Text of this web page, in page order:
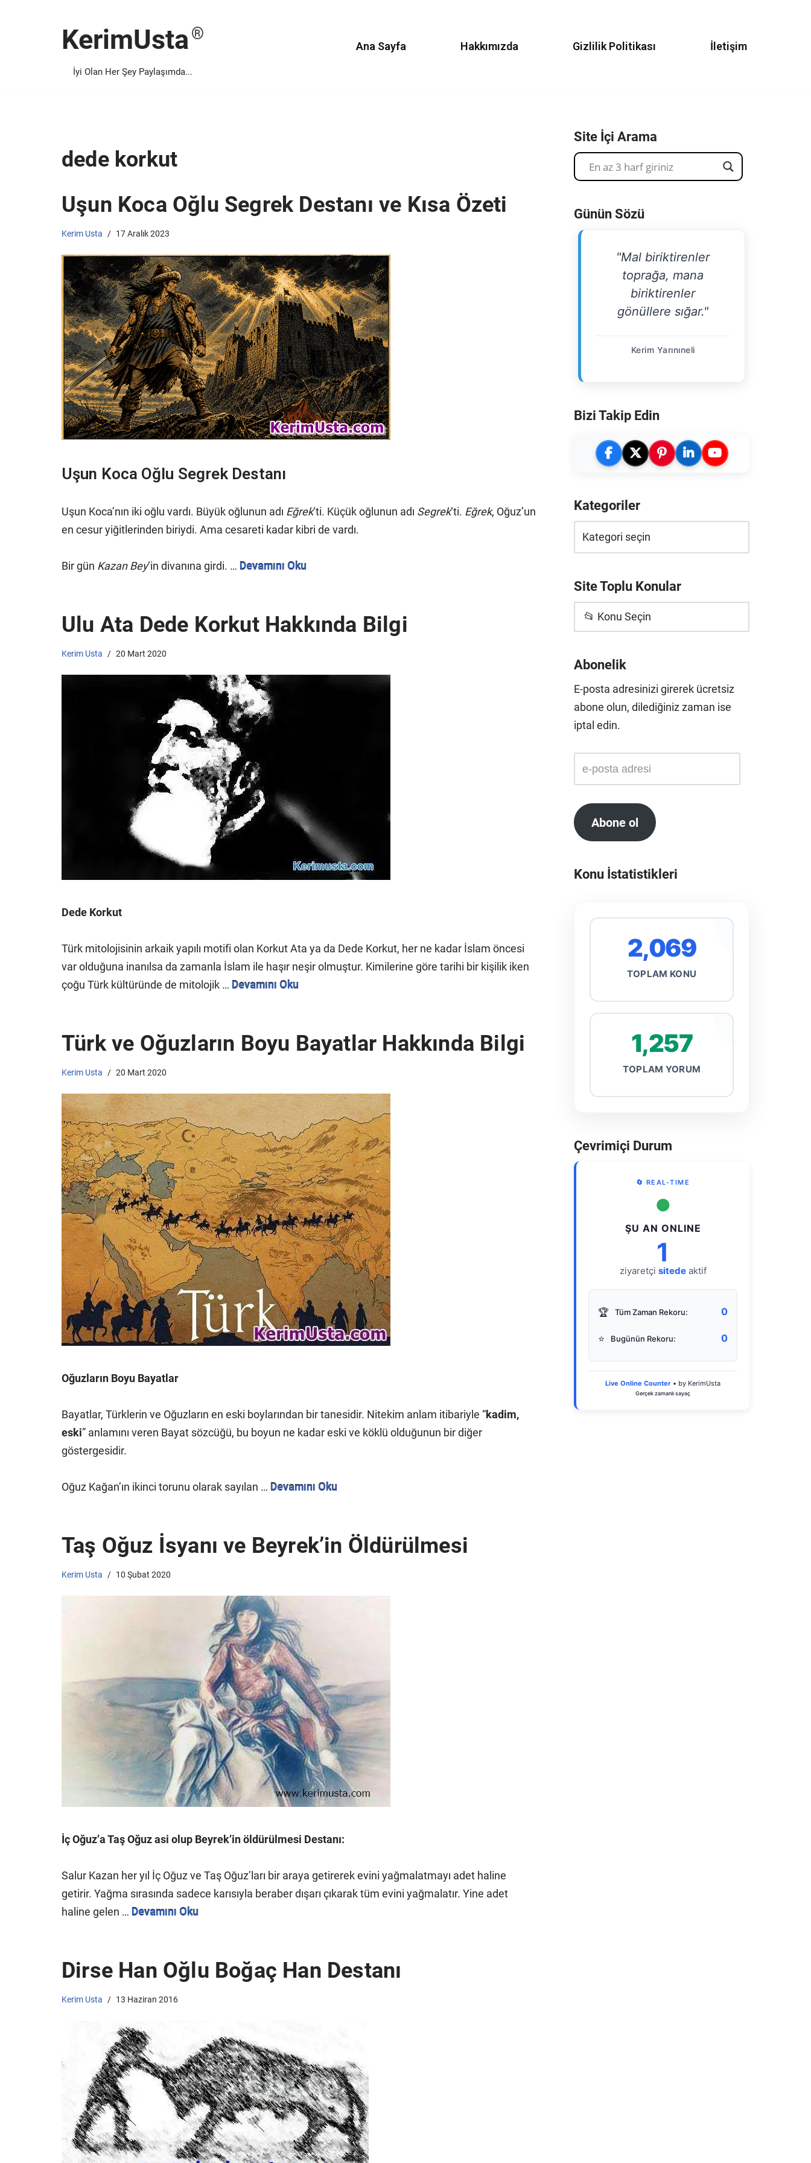
KerimUsta
İyi Olan Her Şey Paylaşımda...
Ana Sayfa Hakkımızda Gizlilik Politikası İletişim
dede korkut
Uşun Koca Oğlu Segrek Destanı ve Kısa Özeti
Kerim Usta 17 Aralık 2023
Uşun Koca Oğlu Segrek Destanı
Uşun Koca’nın iki oğlu vardı. Büyük oğlunun adı Eğrek‘ti. Küçük oğlunun adı Segrek‘ti. Eğrek, Oğuz’un
en cesur yiğitlerinden biriydi. Ama cesareti kadar kibri de vardı.
Bir gün Kazan Bey‘in divanına girdi. … Devamını Oku
Ulu Ata Dede Korkut Hakkında Bilgi
Kerim Usta 20 Mart 2020
Dede Korkut
Türk mitolojisinin arkaik yapılı motifi olan Korkut Ata ya da Dede Korkut, her ne kadar İslam öncesi
var olduğuna inanılsa da zamanla İslam ile haşır neşir olmuştur. Kimilerine göre tarihi bir kişilik iken
çoğu Türk kültüründe de mitolojik … Devamını Oku
Türk ve Oğuzların Boyu Bayatlar Hakkında Bilgi
Kerim Usta 20 Mart 2020
Oğuzların Boyu Bayatlar
Bayatlar, Türklerin ve Oğuzların en eski boylarından bir tanesidir. Nitekim anlam itibariyle “kadim,
eski” anlamını veren Bayat sözcüğü, bu boyun ne kadar eski ve köklü olduğunun bir diğer
göstergesidir.
Oğuz Kağan’ın ikinci torunu olarak sayılan … Devamını Oku
Taş Oğuz İsyanı ve Beyrek’in Öldürülmesi
Kerim Usta 10 Şubat 2020
İç Oğuz’a Taş Oğuz asi olup Beyrek’in öldürülmesi Destanı:
Salur Kazan her yıl İç Oğuz ve Taş Oğuz’ları bir araya getirerek evini yağmalatmayı adet haline
getirir. Yağma sırasında sadece karısıyla beraber dışarı çıkarak tüm evini yağmalatır. Yine adet
haline gelen … Devamını Oku
Dirse Han Oğlu Boğaç Han Destanı
Kerim Usta 13 Haziran 2016
Site İçi Arama
Günün Sözü
"Mal biriktirenler
toprağa, mana
biriktirenler
gönüllere sığar."
Kerim Yarınıneli
Bizi Takip Edin
Kategoriler
Site Toplu Konular
📂 Konu Seçin
Abonelik
E-posta adresinizi girerek ücretsiz
abone olun, dilediğiniz zaman ise
iptal edin.
Abone ol
Konu İstatistikleri
2,069
TOPLAM KONU
1,257
TOPLAM YORUM
Çevrimiçi Durum
🔄 REAL-TIME
●
ŞU AN ONLINE
1
ziyaretçi sitedeaktif
🏆 Tüm Zaman Rekoru: 0
⭐ Bugünün Rekoru: 0
Live Online Counter • by KerimUsta
Gerçek zamanlı sayaç